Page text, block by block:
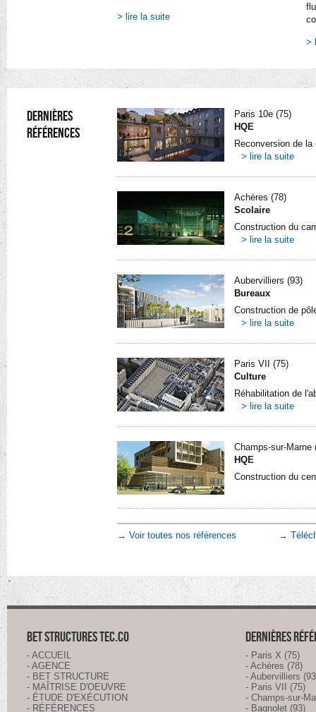
> lire la suite
>
DERNIÈRES
RÉFÉRENCES
Paris 10e (75)
HQE
Reconversion de
> lire la suite
Achères (78)
Scolaire
Construction du
> lire la suite
Aubervilliers (93)
Bureaux
Construction de
> lire la suite
Paris VII (75)
Culture
Réhabilitation de
> lire la suite
Champs-sur-Marne
HQE
Construction du
→ Voir toutes nos références →
BET STRUCTURES TEC.CO
- ACCUEIL
- AGENCE
- BET STRUCTURE
- MAÎTRISE D'OEUVRE
- ÉTUDE D'EXÉCUTION
- RÉFÉRENCES
DERNIÈRES
- Paris X (75)
- Achères (78)
- Aubervilliers
- Paris VII (75)
- Champs-sur-
- Bagnolet (93)